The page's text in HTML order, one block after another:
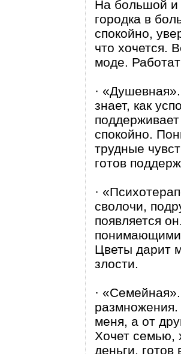
На большой и
городка в
спокойно,
что хочется.
моде.
·
знает, как
спокойно.
трудные
готов
·
сволочи,
появляется
понимающими
Цветы дарит
злости.
·
меня, а от
Хочет семью,
деньги,